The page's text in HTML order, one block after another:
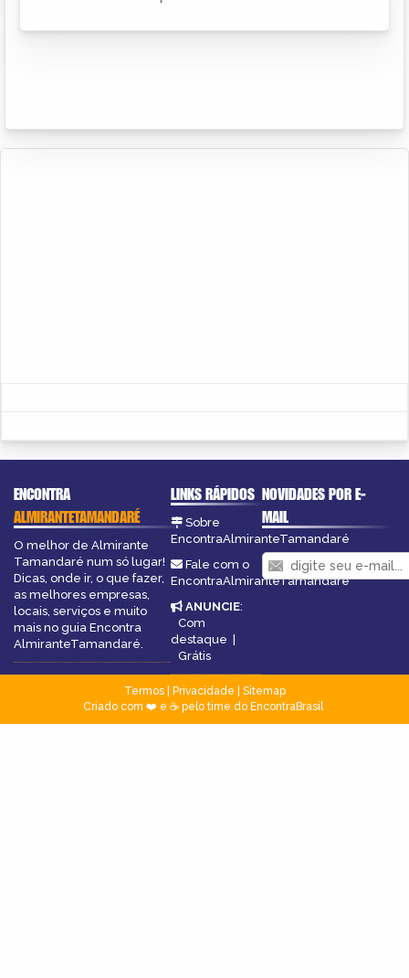
ENCONTRA
ALMIRANTETAMANDARÉ
O melhor de Almirante
Tamandaré num só lugar!
Dicas, onde ir, o que fazer,
as melhores empresas,
locais, serviços e muito
mais no guia Encontra
AlmiranteTamandaré.
LINKS RÁPIDOS
Sobre
EncontraAlmiranteTamandaré
Fale com o
EncontraAlmiranteTamandaré
ANUNCIE:
Com
destaque |
Grátis
NOVIDADES POR E-
MAIL
Termos| Privacidade
Sitemap
Criado com ❤️ e ☕ pelo time do EncontraBrasil